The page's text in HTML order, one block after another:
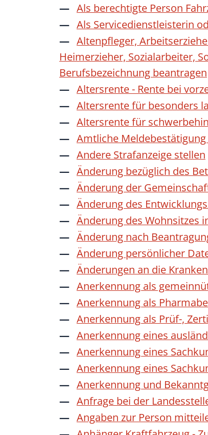
Als berechtigte Person
Als Servicedienstleisterin
Altenpfleger,
Heimerzieher, Sozialarbeiter,
Berufsbezeichnung beantragen
Altersrente - Rente bei
Altersrente für besonders
Altersrente für
Amtliche
Andere Strafanzeige stellen
Änderung bezüglich des
Änderung der
Änderung des
Änderung des Wohnsitzes
Änderung nach
Änderung persönlicher
Änderungen an die
Anerkennung als
Anerkennung als
Anerkennung als Prüf-,
Anerkennung eines
Anerkennung eines
Anerkennung eines
Anerkennung und
Anfrage bei der
Angaben zur Person